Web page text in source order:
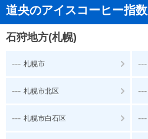
道央のアイスコーヒー指数
石狩地方(札幌)
--- 札幌市 ---
--- 札幌市北区 ---
--- 札幌市白石区 ---